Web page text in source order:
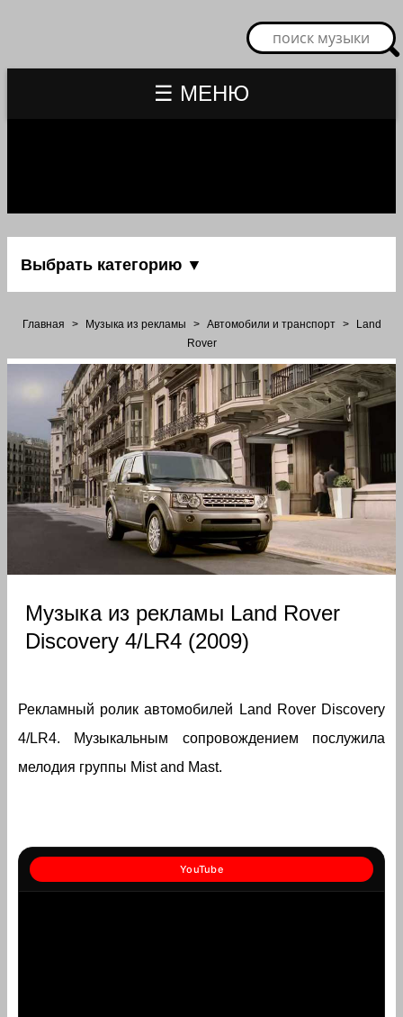
☰ МЕНЮ
Выбрать категорию ▼
Главная > Музыка из рекламы > Автомобили и транспорт >
Land
Rover
Музыка из рекламы Land Rover
Discovery 4/LR4 (2009)
Рекламный ролик автомобилей Land Rover Discovery
4/LR4. Музыкальным сопровождением послужила
мелодия группы Mist and Mast.
YouTube